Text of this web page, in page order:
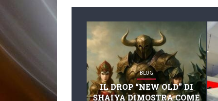
BLOG
IL DROP “NEW OLD” DI
SHAIYA DIMOSTRA COME